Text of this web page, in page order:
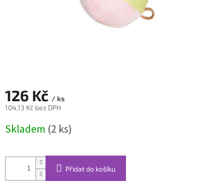
126 Kč / ks
104,13 Kč bez DPH
cena:
Skladem (2 ks)
Přidat do košíku